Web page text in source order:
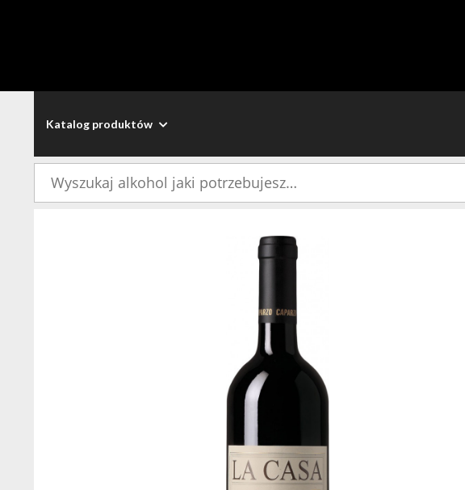
Katalog produktów